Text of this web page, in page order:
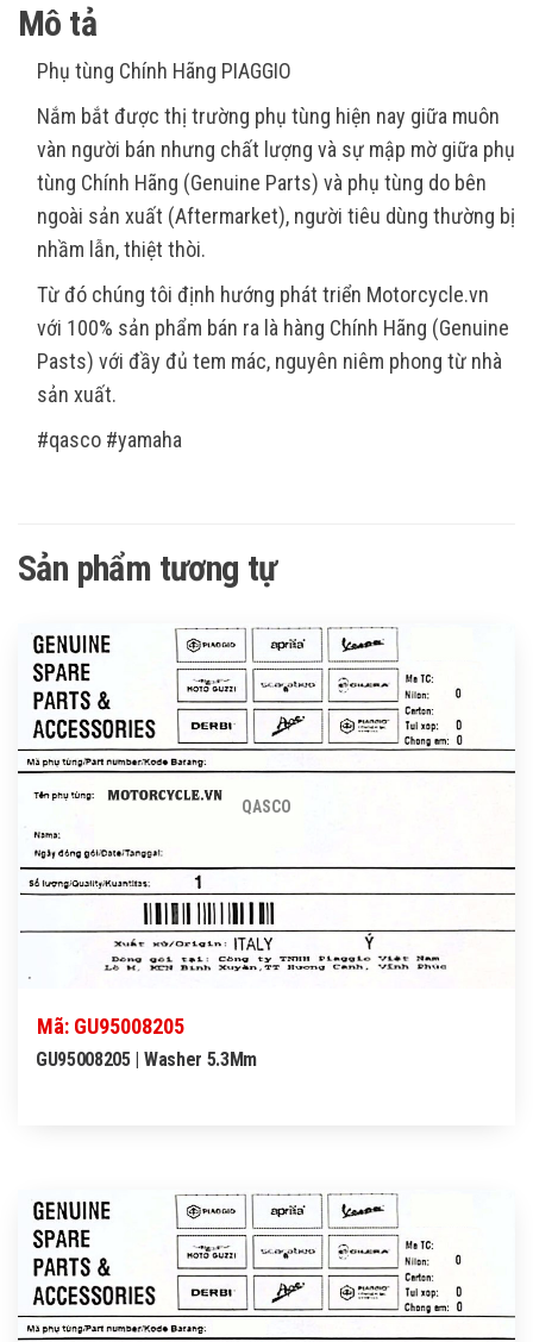
Mô tả
Phụ tùng Chính Hãng PIAGGIO
Nắm bắt được thị trường phụ tùng hiện nay giữa muôn
vàn người bán nhưng chất lượng và sự mập mờ giữa phụ
tùng Chính Hãng (Genuine Parts) và phụ tùng do bên
ngoài sản xuất (Aftermarket), người tiêu dùng thường bị
nhầm lẫn, thiệt thòi.
Từ đó chúng tôi định hướng phát triển Motorcycle.vn
với 100% sản phẩm bán ra là hàng Chính Hãng (Genuine
Pasts) với đầy đủ tem mác, nguyên niêm phong từ nhà
sản xuất.
#qasco #yamaha
Sản phẩm tương tự
QASCO
Mã: GU95008205
GU95008205 | Washer 5.3Mm